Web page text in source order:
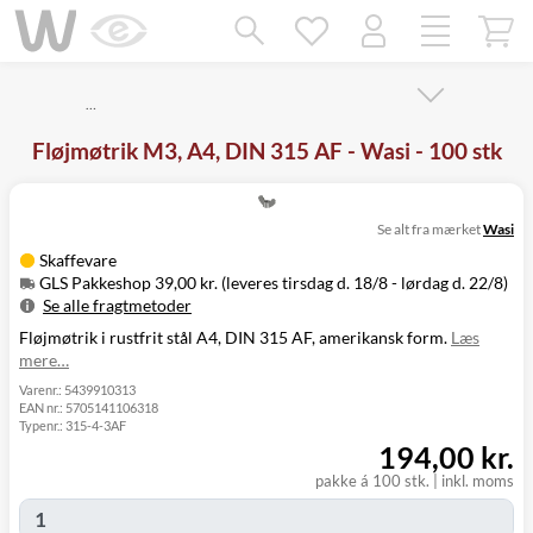
…
Fløjmøtrik M3, A4, DIN 315 AF - Wasi - 100 stk
Skaffevare
GLS Pakkeshop 39,00 kr. (leveres tirsdag d. 18/8 - lørdag d. 22/8)
Se alle fragtmetoder
Metode
Pris
Leveres
GLS
GLS Erhverv 49,00 kr.
Tirsdag d. 18/8
-
Se alt fra mærketWasi
Fløjmøtrik i rustfrit stål A4, DIN 315 AF, amerikansk form. Læs
mere…
Varenr.: 5439910313
EAN nr.: 5705141106318
Typenr.: 315-4-3AF
pakke á 100 stk. inkl. moms
194,00 kr.
Mangler chatten?
Ret samtykke!